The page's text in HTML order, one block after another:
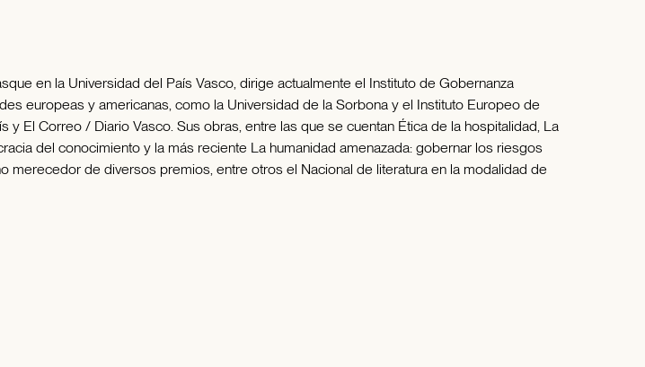
en la Universidad del País Vasco, dirige actualmente el Instituto de Gobernanza
europeas y americanas, como la Universidad de la Sorbona y el Instituto Europeo de
El Correo / Diario Vasco. Sus obras, entre las que se cuentan Ética de la hospitalidad, La
del conocimiento y la más reciente La humanidad amenazada: gobernar los riesgos
merecedor de diversos premios, entre otros el Nacional de literatura en la modalidad de